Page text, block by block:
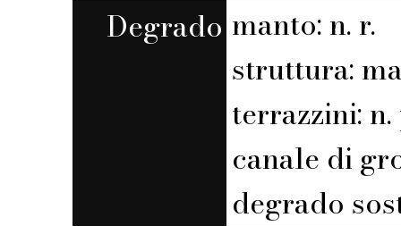
Degrado manto: n. r.
struttura:
terrazzini: n.
canale di
degrado